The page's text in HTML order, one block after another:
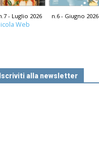
- Luglio 2026 n.6 - Giugno 2026
Web
alla newsletter